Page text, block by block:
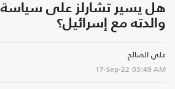
هل يسير تشارلز على سياسة
والدته مع إسرائيل؟
علي الصالح
17-Sep-22 03:49 AM